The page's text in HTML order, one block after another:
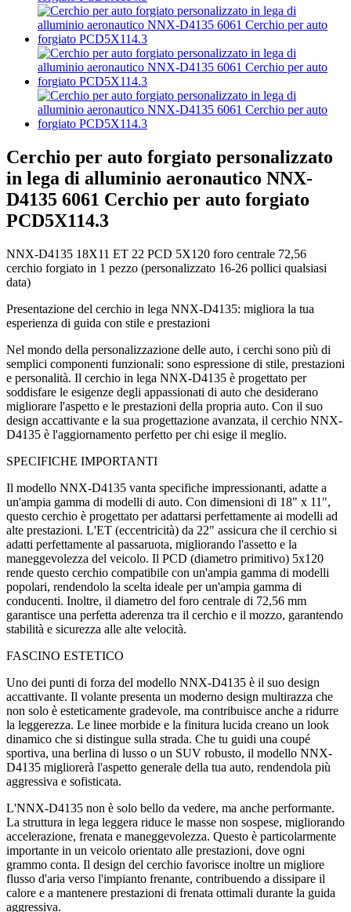
Cerchio per auto forgiato personalizzato
in lega di alluminio aeronautico NNX-
D4135 6061 Cerchio per auto forgiato
PCD5X114.3
NNX-D4135 18X11 ET 22 PCD 5X120 foro centrale 72,56
cerchio forgiato in 1 pezzo (personalizzato 16-26 pollici qualsiasi
data)
Presentazione del cerchio in lega NNX-D4135: migliora la tua
esperienza di guida con stile e prestazioni
Nel mondo della personalizzazione delle auto, i cerchi sono più di
semplici componenti funzionali: sono espressione di stile, prestazioni
e personalità. Il cerchio in lega NNX-D4135 è progettato per
soddisfare le esigenze degli appassionati di auto che desiderano
migliorare l'aspetto e le prestazioni della propria auto. Con il suo
design accattivante e la sua progettazione avanzata, il cerchio NNX-
D4135 è l'aggiornamento perfetto per chi esige il meglio.
SPECIFICHE IMPORTANTI
Il modello NNX-D4135 vanta specifiche impressionanti, adatte a
un'ampia gamma di modelli di auto. Con dimensioni di 18" x 11",
questo cerchio è progettato per adattarsi perfettamente ai modelli ad
alte prestazioni. L'ET (eccentricità) da 22" assicura che il cerchio si
adatti perfettamente al passaruota, migliorando l'assetto e la
maneggevolezza del veicolo. Il PCD (diametro primitivo) 5x120
rende questo cerchio compatibile con un'ampia gamma di modelli
popolari, rendendolo la scelta ideale per un'ampia gamma di
conducenti. Inoltre, il diametro del foro centrale di 72,56 mm
garantisce una perfetta aderenza tra il cerchio e il mozzo, garantendo
stabilità e sicurezza alle alte velocità.
FASCINO ESTETICO
Uno dei punti di forza del modello NNX-D4135 è il suo design
accattivante. Il volante presenta un moderno design multirazza che
non solo è esteticamente gradevole, ma contribuisce anche a ridurre
la leggerezza. Le linee morbide e la finitura lucida creano un look
dinamico che si distingue sulla strada. Che tu guidi una coupé
sportiva, una berlina di lusso o un SUV robusto, il modello NNX-
D4135 migliorerà l'aspetto generale della tua auto, rendendola più
aggressiva e sofisticata.
L'NNX-D4135 non è solo bello da vedere, ma anche performante.
La struttura in lega leggera riduce le masse non sospese, migliorando
accelerazione, frenata e maneggevolezza. Questo è particolarmente
importante in un veicolo orientato alle prestazioni, dove ogni
grammo conta. Il design del cerchio favorisce inoltre un migliore
flusso d'aria verso l'impianto frenante, contribuendo a dissipare il
calore e a mantenere prestazioni di frenata ottimali durante la guida
aggressiva.